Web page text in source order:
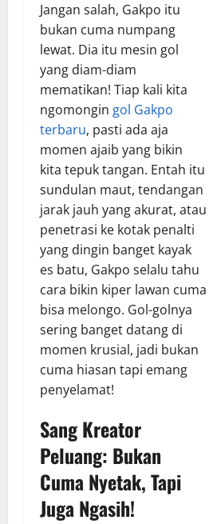
Jangan salah, Gakpo itu
bukan cuma numpang
lewat. Dia itu mesin gol
yang diam-diam
mematikan! Tiap kali kita
ngomongin gol Gakpo
terbaru, pasti ada aja
momen ajaib yang bikin
kita tepuk tangan. Entah itu
sundulan maut, tendangan
jarak jauh yang akurat, atau
penetrasi ke kotak penalti
yang dingin banget kayak
es batu, Gakpo selalu tahu
cara bikin kiper lawan cuma
bisa melongo. Gol-golnya
sering banget datang di
momen krusial, jadi bukan
cuma hiasan tapi emang
penyelamat!
Sang Kreator
Peluang: Bukan
Cuma Nyetak, Tapi
Juga Ngasih!